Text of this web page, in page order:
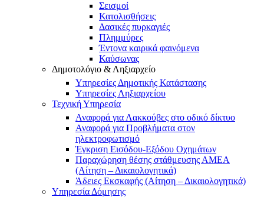
Σεισμοί
Κατολισθήσεις
Δασικές πυρκαγιές
Πλημμύρες
Έντονα καιρικά φαινόμενα
Καύσωνας
Δημοτολόγιο & Ληξιαρχείο
Υπηρεσίες Δημοτικής Κατάστασης
Υπηρεσίες Ληξιαρχείου
Τεχνική Υπηρεσία
Αναφορά για Λακκούβες στο οδικό δίκτυο
Αναφορά για Προβλήματα στον
ηλεκτροφωτισμό
Έγκριση Εισόδου-Εξόδου Οχημάτων
Παραχώρηση θέσης στάθμευσης ΑΜΕΑ
(Αίτηση – Δικαιολογητικά)
Άδειες Εκσκαφής (Αίτηση – Δικαιολογητικά)
Υπηρεσία Δόμησης